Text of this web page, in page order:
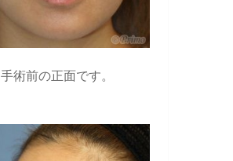
手術前の正面です。